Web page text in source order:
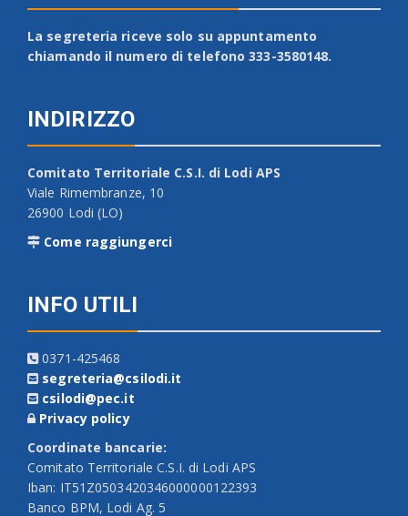
La segreteria riceve solo su appuntamento
chiamando il numero di telefono 333-3580148.
INDIRIZZO
Comitato Territoriale C.S.I. di Lodi APS
Viale Rimembranze, 10
26900 Lodi (LO)
Come raggiungerci
INFO UTILI
0371-425468
segreteria@csilodi.it
csilodi@pec.it
Privacy policy
Coordinate bancarie:
Comitato Territoriale C.S.I. di Lodi APS
Iban: IT51Z0503420346000000122393
Banco BPM, Lodi Ag. 5